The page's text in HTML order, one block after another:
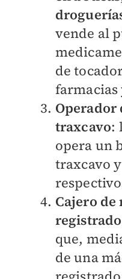
vende al
de
Operador
traxcavo:
opera un
traxcavo
Cajero
que,
de una